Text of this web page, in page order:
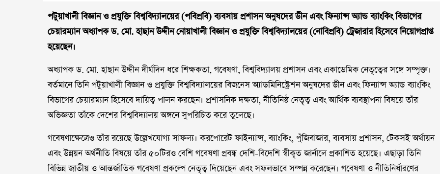
পটুয়াখালী বিজ্ঞান ও প্রযুক্তি বিশ্ববিদ্যালয়ের (পবিপ্রবি) ব্যবসায় প্রশাসন অনুষদের ডীন এবং ফিন্যান্স অ্যান্ড ব্যাংকিং বিভাগের
চেয়ারম্যান অধ্যাপক ড. মো. হাছান উদ্দীন নোয়াখালী বিজ্ঞান ও প্রযুক্তি বিশ্ববিদ্যালয়ের (নোবিপ্রবি) ট্রেজারার হিসেবে নিয়োগপ্রাপ্ত
হয়েছেন।
অধ্যাপক ড. মো. হাছান উদ্দীন দীর্ঘদিন ধরে শিক্ষকতা, গবেষণা, বিশ্ববিদ্যালয় প্রশাসন এবং একাডেমিক নেতৃত্বের সঙ্গে সম্পৃক্ত।
বর্তমানে তিনি পটুয়াখালী বিজ্ঞান ও প্রযুক্তি বিশ্ববিদ্যালয়ের বিজনেস অ্যাডমিনিস্ট্রেশন অনুষদের ডীন এবং ফিন্যান্স অ্যান্ড ব্যাংকিং
বিভাগের চেয়ারম্যান হিসেবে দায়িত্ব পালন করছেন। প্রশাসনিক দক্ষতা, নীতিনিষ্ঠ নেতৃত্ব এবং আর্থিক ব্যবস্থাপনা বিষয়ে তাঁর
অভিজ্ঞতা তাঁকে দেশের বিশ্ববিদ্যালয় অঙ্গনে সুপরিচিত করে তুলেছে।
গবেষণাক্ষেত্রেও তাঁর রয়েছে উল্লেখযোগ্য সাফল্য। করপোরেট ফাইন্যান্স, ব্যাংকিং, পুঁজিবাজার, ব্যবসায় প্রশাসন, টেকসই অর্থায়ন
এবং উন্নয়ন অর্থনীতি বিষয়ে তাঁর ৫০টিরও বেশি গবেষণা প্রবন্ধ দেশি-বিদেশি স্বীকৃত জার্নালে প্রকাশিত হয়েছে। এছাড়া তিনি
বিভিন্ন জাতীয় ও আন্তর্জাতিক গবেষণা প্রকল্পে নেতৃত্ব দিয়েছেন এবং সফলভাবে সম্পন্ন করেছেন। গবেষণা ও নীতিনির্ধারণের